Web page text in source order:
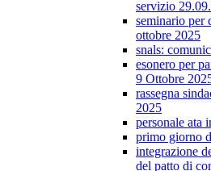
servizio
seminario per
ottobre 2025
snals:
esonero per
9 Ottobre
rassegna
2025
personale ata
primo giorno
integrazione
del patto di